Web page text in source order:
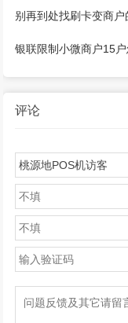
5家收单机构怎么办？
别再到处找刷卡变商户
器了
银联限制小微商户15
评论